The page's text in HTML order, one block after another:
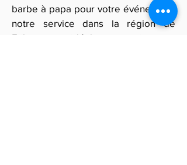
barbe à papa pour votre événement,
notre service dans la région de
Fribourg est idéal pour captiver vos